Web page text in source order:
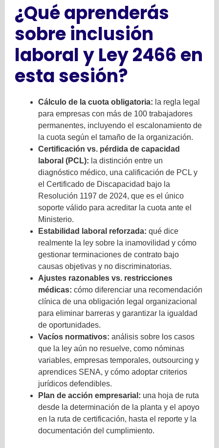
¿Qué aprenderás
sobre inclusión
laboral y Ley 2466 en
esta sesión?
Cálculo de la cuota obligatoria: la regla legal
para empresas con más de 100 trabajadores
permanentes, incluyendo el escalonamiento de
la cuota según el tamaño de la organización.
Certificación vs. pérdida de capacidad
laboral (PCL): la distinción entre un
diagnóstico médico, una calificación de PCL y
el Certificado de Discapacidad bajo la
Resolución 1197 de 2024, que es el único
soporte válido para acreditar la cuota ante el
Ministerio.
Estabilidad laboral reforzada: qué dice
realmente la ley sobre la inamovilidad y cómo
gestionar terminaciones de contrato bajo
causas objetivas y no discriminatorias.
Ajustes razonables vs. restricciones
médicas: cómo diferenciar una recomendación
clínica de una obligación legal organizacional
para eliminar barreras y garantizar la igualdad
de oportunidades.
Vacíos normativos: análisis sobre los casos
que la ley aún no resuelve, como nóminas
variables, empresas temporales, outsourcing y
aprendices SENA, y cómo adoptar criterios
jurídicos defendibles.
Plan de acción empresarial: una hoja de ruta
desde la determinación de la planta y el apoyo
en la ruta de certificación, hasta el reporte y la
documentación del cumplimiento.